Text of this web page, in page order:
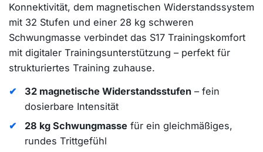
Konnektivität, dem magnetischen Widerstandssystem
mit 32 Stufen und einer 28 kg schweren
Schwungmasse verbindet das S17 Trainingskomfort
mit digitaler Trainingsunterstützung – perfekt für
strukturiertes Training zuhause.
32 magnetische Widerstandsstufen – fein
dosierbare Intensität
28 kg Schwungmasse für ein gleichmäßiges,
rundes Trittgefühl